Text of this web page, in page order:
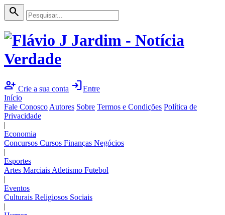
search
person_add Crie a sua conta loginEntre
Início
Fale Conosco Autores Sobre Termos e Condições Política de
Privacidade
|
Economia
Concursos Cursos Finanças Negócios
|
Esportes
Artes Marciais Atletismo Futebol
|
Eventos
Culturais Religiosos Sociais
|